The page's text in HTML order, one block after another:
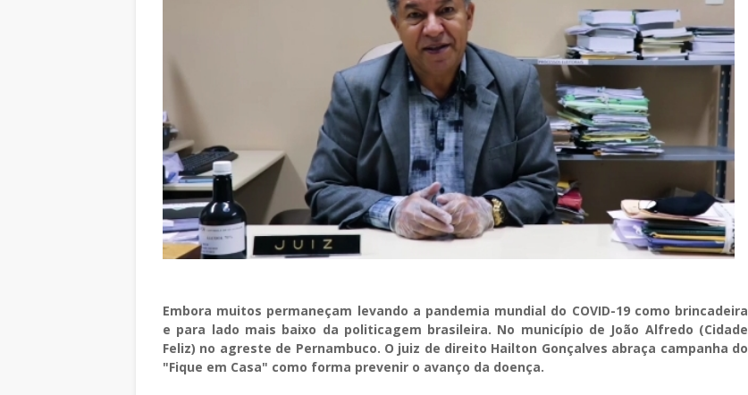
Embora muitos permaneçam levando a pandemia mundial do COVID-19 como brincadeira
e para lado mais baixo da politicagem brasileira. No município de João Alfredo (Cidade
Feliz) no agreste de Pernambuco. O juiz de direito Hailton Gonçalves abraça campanha do
"Fique em Casa" como forma prevenir o avanço da doença.